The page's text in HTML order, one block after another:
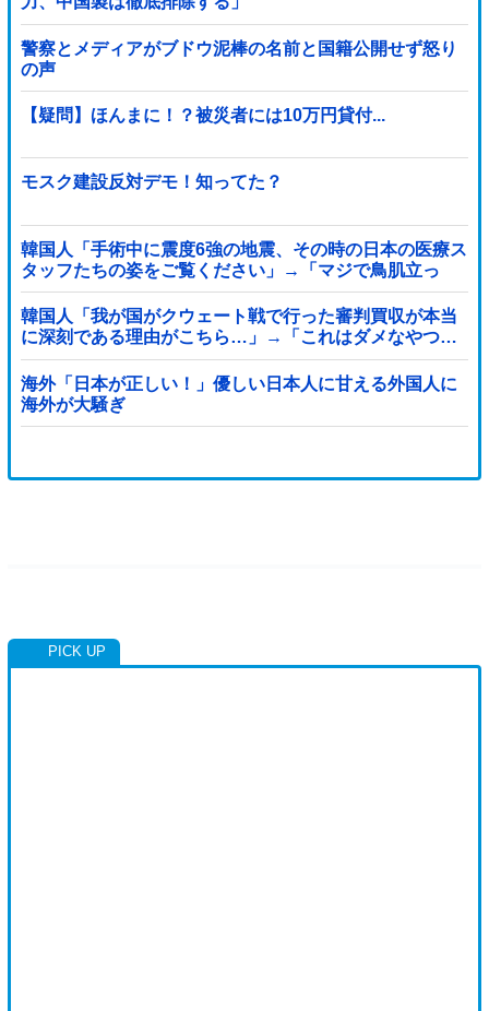
警察とメディアがブドウ泥棒の名前と国籍公開せず怒り
の声
【疑問】ほんまに！？被災者には10万円貸付...
モスク建設反対デモ！知ってた？
韓国人「手術中に震度6強の地震、その時の日本の医療ス
タッフたちの姿をご覧ください」→「マジで鳥肌立っ
た」「こういう姿は韓国も見習わないと」「あんな状況
なら日本だけではなく韓国の医療関係者も同じように行
動したはずだ」【熊本地震】
韓国人「我が国がクウェート戦で行った審判買収が本当
に深刻である理由がこちら…」→「これはダメなやつ…
（ブルブル」＝韓国の反応
海外「日本が正しい！」優しい日本人に甘える外国人に
海外が大騒ぎ